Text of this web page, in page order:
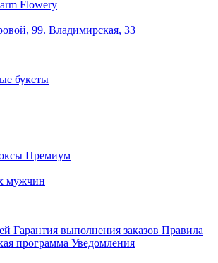
99. Владимирская, 33
букеты
Премиум
мужчин
Гарантия выполнения заказов Правила
программа Уведомления